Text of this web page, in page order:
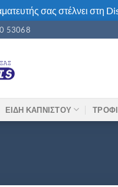
σας στέλνει στη
53068
ΕΙΔΗ ΚΑΠΝΙΣΤΟΥ